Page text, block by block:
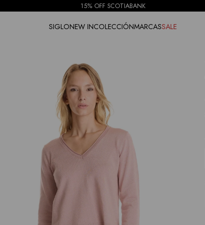
15% OFF SCOTIABANK
SIGLONEW INCOLECCIÓNMARCASSALE
NOTIFICARME